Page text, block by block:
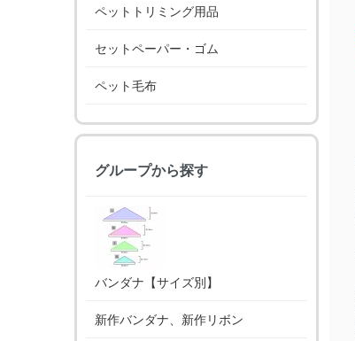
ペットトリミング用品
セットペーパー・ゴム
ペット毛布
グループから探す
バンダナ【サイズ別】
新作バンダナ、新作リボン